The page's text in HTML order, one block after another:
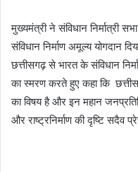
मुख्यमंत्री ने संविधान निर्मात्री
संविधान निर्माण अमूल्य योगदान
छत्तीसगढ़ से भारत के संविधान
का स्मरण करते हुए कहा कि
का विषय है और इन महान
और राष्ट्रनिर्माण की दृष्टि सदैव